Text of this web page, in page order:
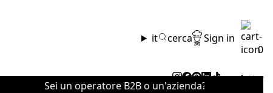
it cerca
Sign in
0
newsletter
Sei un operatore B2B o un'azienda? Contattaci
Sei un